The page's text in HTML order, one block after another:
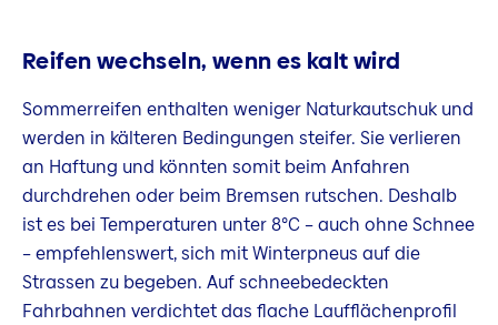
Reifen wechseln, wenn es kalt wird
Sommerreifen enthalten weniger Naturkautschuk und
werden in kälteren Bedingungen steifer. Sie verlieren
an Haftung und könnten somit beim Anfahren
durchdrehen oder beim Bremsen rutschen. Deshalb
ist es bei Temperaturen unter 8°C – auch ohne Schnee
– empfehlenswert, sich mit Winterpneus auf die
Strassen zu begeben. Auf schneebedeckten
Fahrbahnen verdichtet das flache Laufflächenprofil